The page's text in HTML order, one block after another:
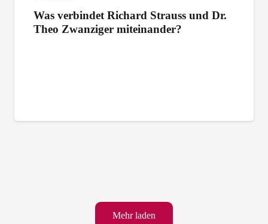
Was verbindet Richard Strauss und Dr.
Theo Zwanziger miteinander?
Mehr laden